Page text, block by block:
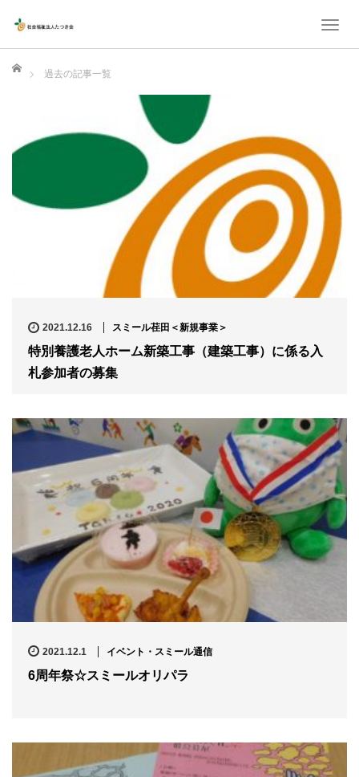
T
o
n
a
g
a
ホーム
過去の記事一覧
2021.12.16 スミール荏田＜新規事業＞
特別養護老人ホーム新築工事（建築工事）に係る入
札参加者の募集
2021.12.1 イベント・スミール通信
6周年祭☆スミールオリパラ